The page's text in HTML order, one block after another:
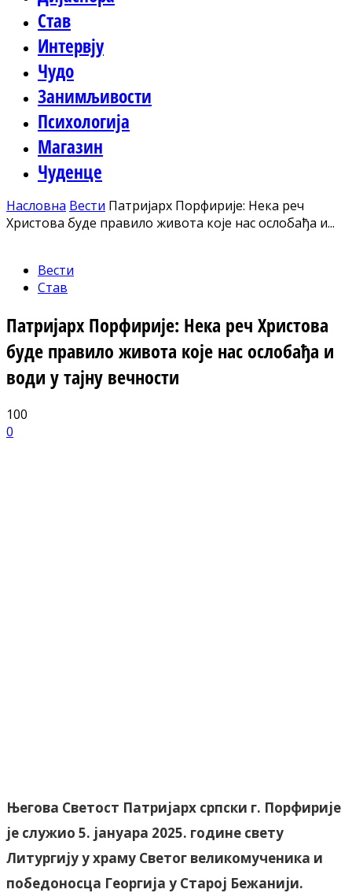
Став
Интервју
Чудо
Занимљивости
Психологија
Магазин
Чуденце
Насловна Вести Патријарх Порфирије: Нека реч
Христова буде правило живота које нас ослобађа и...
Вести
Став
Патријарх Порфирије: Нека реч Христова
буде правило живота које нас ослобађа и
води у тајну вечности
100
0
Његова Светост Патријарх српски г. Порфирије
је служио 5. јануара 2025. године свету
Литургију у храму Светог великомученика и
победоносца Георгија у Старој Бежанији.